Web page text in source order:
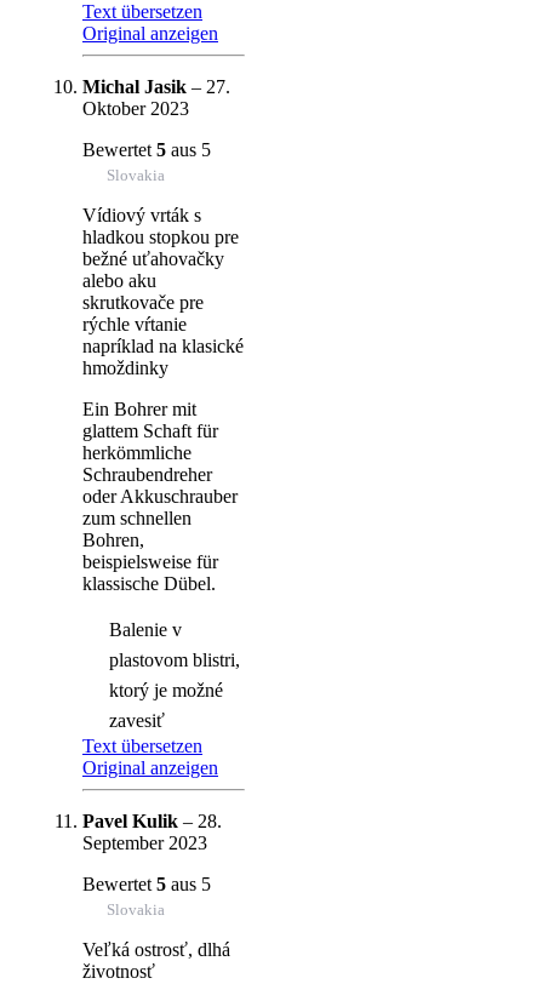
Text übersetzen
Original anzeigen
Michal Jasik – 27.
Oktober 2023
Bewertet 5 aus 5
Slovakia
Vídiový vrták s
hladkou stopkou pre
bežné uťahovačky
alebo aku
skrutkovače pre
rýchle vŕtanie
napríklad na klasické
hmoždinky
Ein Bohrer mit
glattem Schaft für
herkömmliche
Schraubendreher
oder Akkuschrauber
zum schnellen
Bohren,
beispielsweise für
klassische Dübel.
Balenie v
plastovom blistri,
ktorý je možné
zavesiť
Text übersetzen
Original anzeigen
Pavel Kulik – 28.
September 2023
Bewertet 5 aus 5
Slovakia
Veľká ostrosť, dlhá
životnosť